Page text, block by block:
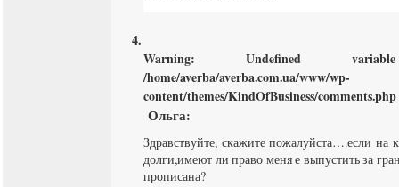
Warning: Undefined
/home/averba/averba.com.ua/www/wp-
content/themes/KindOfBusiness/comments.php
Ольга:
Здравствуйте, скажите пожалуйста….если на
долги,имеют ли право меня е выпустить за
прописана?